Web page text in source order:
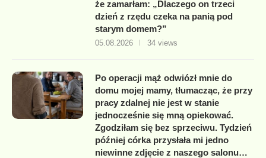
że zamarłam: „Dlaczego on trzeci
dzień z rzędu czeka na panią pod
starym domem?”
05.08.2026 34 views
Po operacji mąż odwiózł mnie do
domu mojej mamy, tłumacząc, że przy
pracy zdalnej nie jest w stanie
jednocześnie się mną opiekować.
Zgodziłam się bez sprzeciwu. Tydzień
później córka przysłała mi jedno
niewinne zdjęcie z naszego salonu…